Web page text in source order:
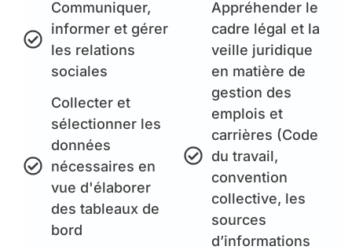
Communiquer,
informer et gérer
les relations
sociales
Collecter et
sélectionner les
données
nécessaires en
vue d'élaborer
des tableaux de
bord
Appréhender le
cadre légal et la
veille juridique
en matière de
gestion des
emplois et
carrières (Code
du travail,
convention
collective, les
sources
d’informations